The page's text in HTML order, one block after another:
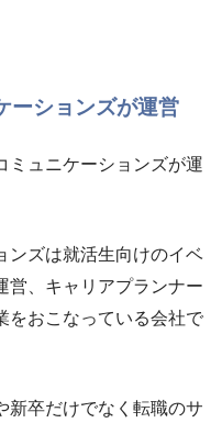
ーションズが運営
ミュニケーションズが運
ンズは就活生向けのイベ
営、キャリアプランナー
をおこなっている会社で
新卒だけでなく転職のサ